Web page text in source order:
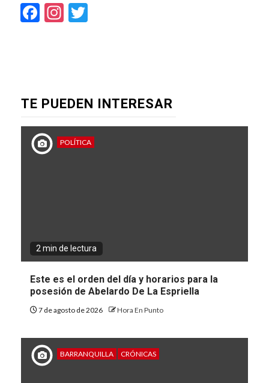
Facebook
Instagram
TE PUEDEN INTERESAR
POLÍTICA
2 min de lectura
Este es el orden del día y horarios para la
posesión de Abelardo De La Espriella
7 de agosto de 2026 Hora En Punto
BARRANQUILLA CRÓNICAS